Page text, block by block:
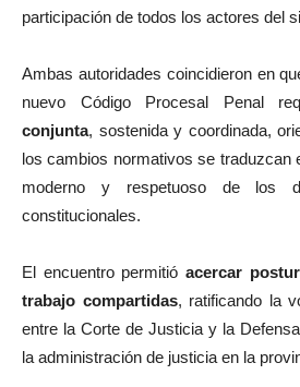
participación de todos los actores del
Ambas autoridades coincidieron en
nuevo Código Procesal Penal
conjunta, sostenida y coordinada,
los cambios normativos se traduzcan
moderno y respetuoso de los
constitucionales.
El encuentro permitió acercar
trabajo compartidas, ratificando la
entre la Corte de Justicia y la
la administración de justicia en la